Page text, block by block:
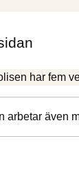
har fem
arbetar även